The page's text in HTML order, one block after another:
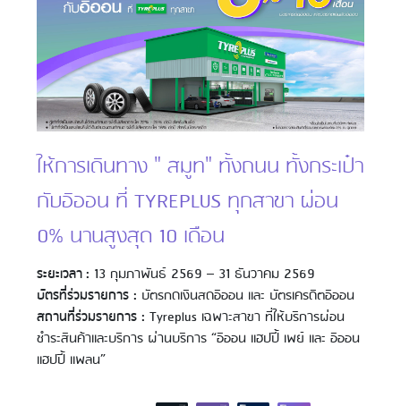
ให้การเดินทาง " สมูท" ทั้งถนน ทั้งกระเป๋า
กับอิออน ที่ TYREPLUS ทุกสาขา ผ่อน
0% นานสูงสุด 10 เดือน
ระยะเวลา : 13 กุมภาพันธ์ 2569 – 31 ธันวาคม 2569
บัตรที่ร่วมรายการ : บัตรกดเงินสดอิออน และ บัตรเครดิตอิออน
สถานที่ร่วมรายการ : Tyreplus เฉพาะสาขา ที่ให้บริการผ่อน
ชำระสินค้าและบริการ ผ่านบริการ “อิออน แฮปปี้ เพย์ และ อิออน
แฮปปี้ แพลน”